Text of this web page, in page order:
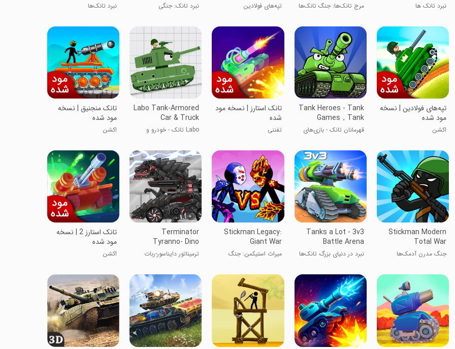
نبرد تانک ها مرج تانک‌ها: جنگ تانک‌ها تپه‌های فولادین نبرد تانک: جنگی نبرد تانک‌ها
تپه‌های فولادین | نسخه
مود شده
اکشن
Tank Heroes - Tank
Games，Tank
Battle Now
قهرمانان تانک - بازی‌های
تانک استارز | نسخه مود
شده
تفننی
Labo Tank-Armored
Car & Truck
Labo تانک - خودرو و
تانک منجنیق | نسخه
مود شده
اکشن
Stickman Modern
Total War
جنگ مدرن آدمک‌ها
Tanks a Lot - 3v3
Battle Arena
نبرد در دنیای بزرگ‌ تانک‌ها
Stickman Legacy:
Giant War
میراث استیکمن: جنگ
Terminator
Tyranno- Dino
Robot
ترمیناتور دایناسور-ربات
تانک استارز 2 | نسخه
مود شده
اکشن